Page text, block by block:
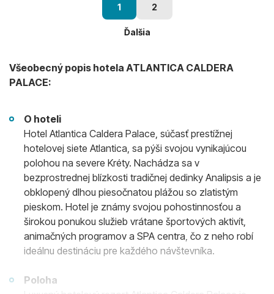
1 2
Ďalšia
Všeobecný popis hotela ATLANTICA CALDERA
PALACE:
O hoteli
Hotel Atlantica Caldera Palace, súčasť prestížnej
hotelovej siete Atlantica, sa pýši svojou vynikajúcou
polohou na severe Kréty. Nachádza sa v
bezprostrednej blízkosti tradičnej dedinky Analipsis a je
obklopený dlhou piesočnatou plážou so zlatistým
pieskom. Hotel je známy svojou pohostinnosťou a
širokou ponukou služieb vrátane športových aktivít,
animačných programov a SPA centra, čo z neho robí
ideálnu destináciu pre každého návštevníka.
Poloha